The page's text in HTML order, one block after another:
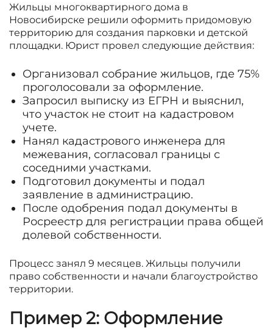
Жильцы многоквартирного дома в
Новосибирске решили оформить придомовую
территорию для создания парковки и детской
площадки. Юрист провел следующие действия:
Организовал собрание жильцов, где 75%
проголосовали за оформление.
Запросил выписку из ЕГРН и выяснил,
что участок не стоит на кадастровом
учете.
Нанял кадастрового инженера для
межевания, согласовал границы с
соседними участками.
Подготовил документы и подал
заявление в администрацию.
После одобрения подал документы в
Росреестр для регистрации права общей
долевой собственности.
Процесс занял 9 месяцев. Жильцы получили
право собственности и начали благоустройство
территории.
Пример 2: Оформление